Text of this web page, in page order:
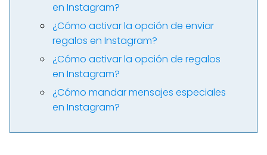
en Instagram?
¿Cómo activar la opción de enviar
regalos en Instagram?
¿Cómo activar la opción de regalos
en Instagram?
¿Cómo mandar mensajes especiales
en Instagram?